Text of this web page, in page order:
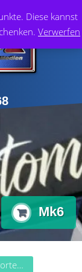
Diese kannst
Verwerfen
Mk6
Produkte verschlagwortet mit „Mk6“